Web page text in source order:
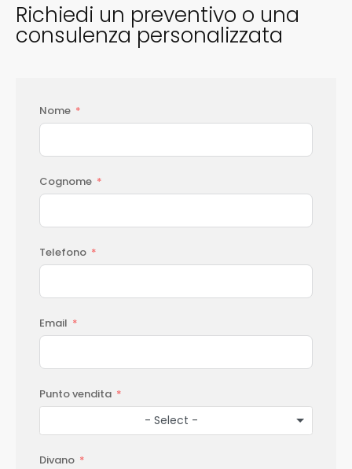
Richiedi un preventivo o una
consulenza personalizzata
Nome
Cognome
Telefono
Email
Punto vendita
- Select -
Divano